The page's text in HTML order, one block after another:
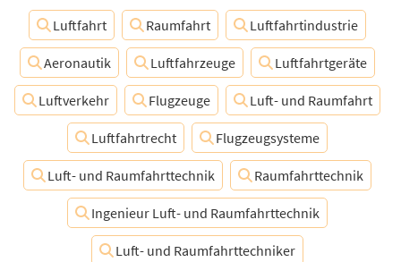
Luftfahrt
Raumfahrt Luftfahrtindustrie
Aeronautik Luftfahrzeuge Luftfahrtgeräte
Luftverkehr Flugzeuge Luft- und Raumfahrt
Luftfahrtrecht Flugzeugsysteme
Luft- und Raumfahrttechnik Raumfahrttechnik
Ingenieur Luft- und Raumfahrttechnik
Luft- und Raumfahrttechniker